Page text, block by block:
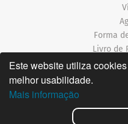
Este website utiliza
melhor usabilidade.
Mais informação
Forma
Livro de